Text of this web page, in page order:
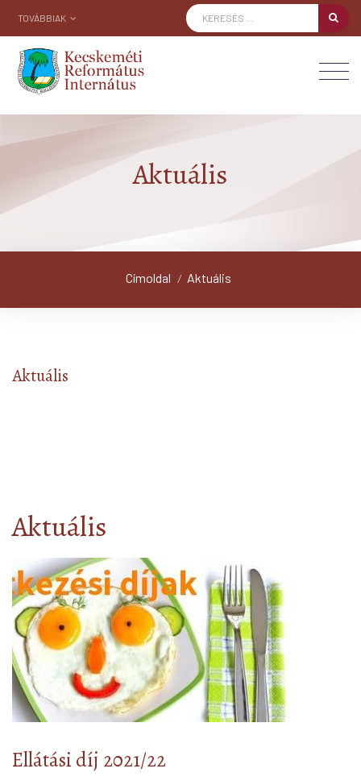
TOVÁBBIAK
Aktuális
Címoldal / Aktuális
Aktuális
Aktuális
Ellátási díj 2021/22